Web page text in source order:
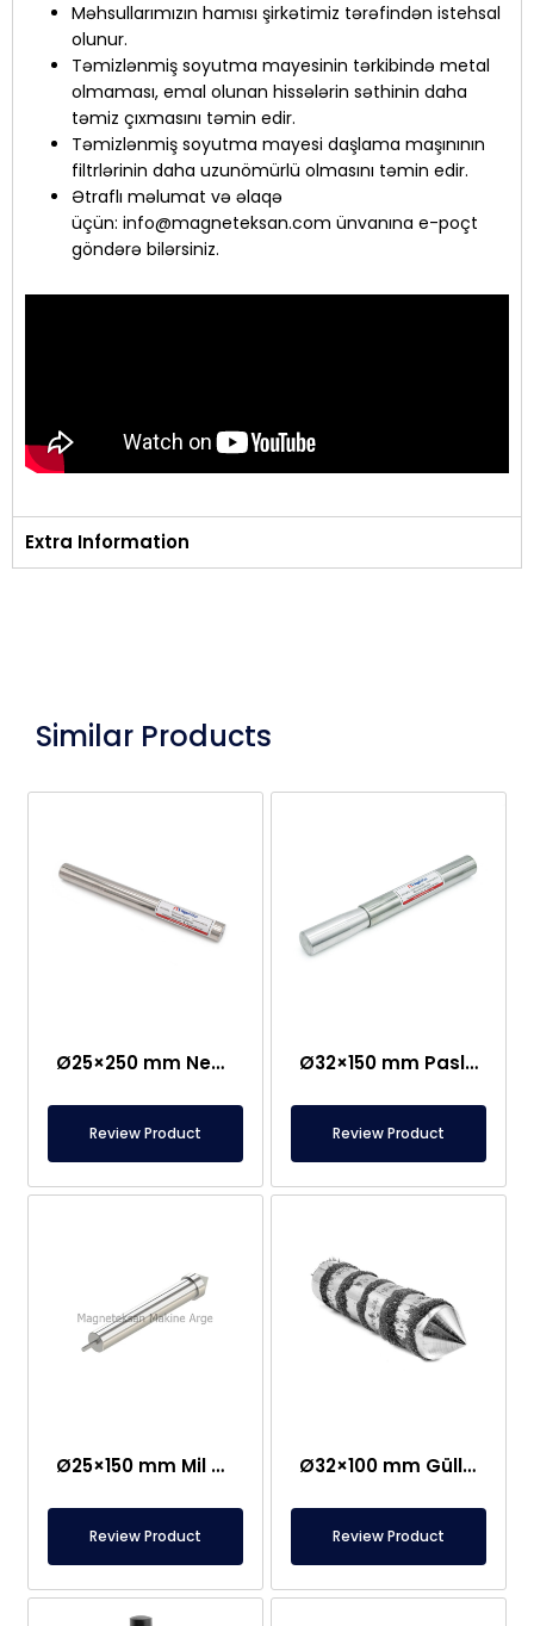
Məhsullarımızın hamısı şirkətimiz tərəfindən istehsal
olunur.
Təmizlənmiş soyutma mayesinin tərkibində metal
olmaması, emal olunan hissələrin səthinin daha
təmiz çıxmasını təmin edir.
Təmizlənmiş soyutma mayesi daşlama maşınının
filtrlərinin daha uzunömürlü olmasını təmin edir.
Ətraflı məlumat və əlaqə
üçün: info@magneteksan.com ünvanına e-poçt
göndərə bilərsiniz.
Extra Information
Similar Products
Ø25×250 mm Neodim Çubuq Maqnit – Bir Tərəfi M8 Dişi Bağlantı
Review Product
Ø32×150 mm Paslanmaz Qulplu Nümunə Toplama Maqniti
Review Product
Ø25×150 mm Mil Bağlantılı Çubuq Maqnit – Güllə Tipli Başlıq
Review Product
Ø32×100 mm Güllə Tipli Neodim Çubuq Maqnit
Review Product